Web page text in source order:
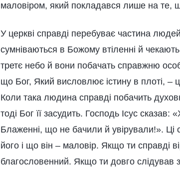
маловіром, який покладався лише на те,
У церкві справді перебуває частина
сумніваються в Божому втіленні й
третє небо й вони побачать справжню
що Бог, Який висловлює істину в плоті,
Коли така людина справді побачить
тоді Бог її засудить. Господь Ісус
Блаженні, що не бачили й увірували!». Ці
його і що він – маловір. Якщо ти справді
благословенний. Якщо ти довго слідував